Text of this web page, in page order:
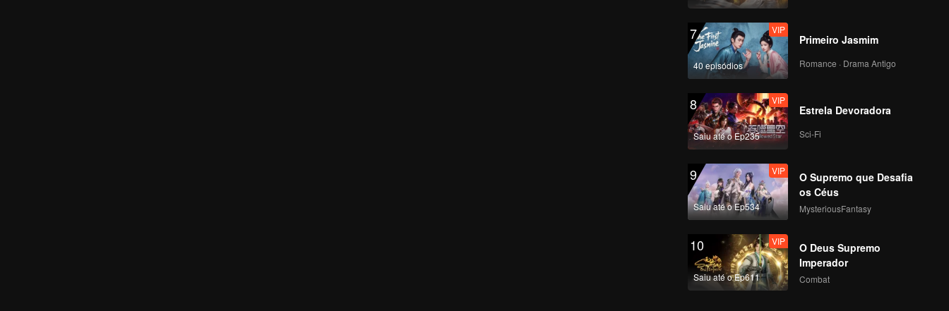
7
40 episódios
VIP
Primeiro Jasmim
Romance · Drama Antigo
8
Saiu até o Ep235
VIP
Estrela Devoradora
Sci-Fi
9
Saiu até o Ep534
VIP
O Supremo que Desafia
os Céus
MysteriousFantasy
10
Saiu até o Ep611
VIP
O Deus Supremo
Imperador
Combat